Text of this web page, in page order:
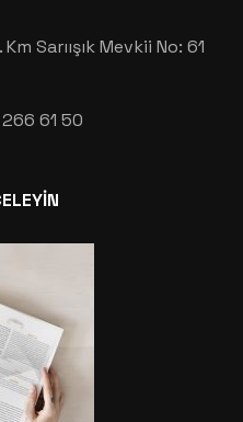
Sarıışık Mevkii No: 61
61 50